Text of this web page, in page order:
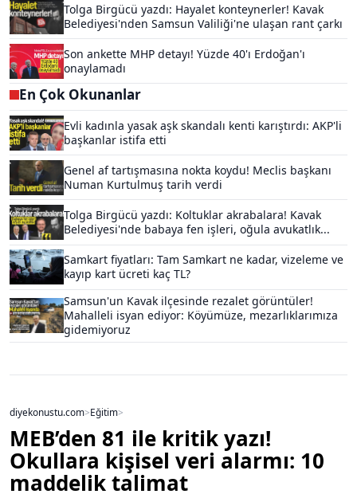
Tolga Birgücü yazdı: Hayalet konteynerler! Kavak
Belediyesi'nden Samsun Valiliği'ne ulaşan rant çarkı
Son ankette MHP detayı! Yüzde 40'ı Erdoğan'ı
onaylamadı
En Çok Okunanlar
Evli kadınla yasak aşk skandalı kenti karıştırdı: AKP'li
başkanlar istifa etti
Genel af tartışmasına nokta koydu! Meclis başkanı
Numan Kurtulmuş tarih verdi
Tolga Birgücü yazdı: Koltuklar akrabalara! Kavak
Belediyesi'nde babaya fen işleri, oğula avukatlık...
Samkart fiyatları: Tam Samkart ne kadar, vizeleme ve
kayıp kart ücreti kaç TL?
Samsun'un Kavak ilçesinde rezalet görüntüler!
Mahalleli isyan ediyor: Köyümüze, mezarlıklarımıza
gidemiyoruz
diyekonustu.com>Eğitim>
MEB’den 81 ile kritik yazı!
Okullara kişisel veri alarmı: 10
maddelik talimat